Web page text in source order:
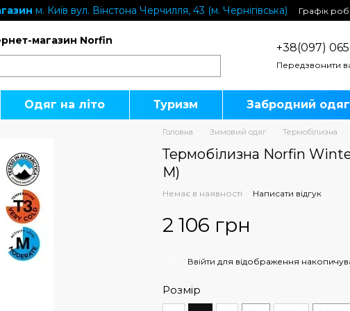
м. Київ вул. Вінстона Черчилля, 43 (м. Чернігівська)
Графік
магазин Norfin
+38(097)
Передзвонити
Одяг на літо Туризм Забродний одяг
Головна Зимовий одяг Термобілизна
Термобілизна Norfin
M)
Немає в наявності Написати відгук
2 106 грн
Ввійти для відображення
Розмір